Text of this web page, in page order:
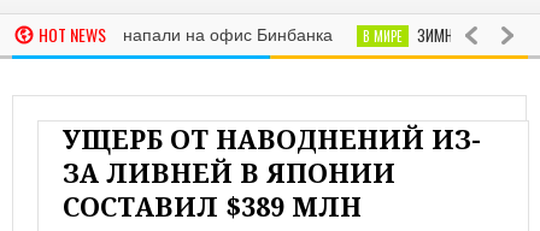
HOT NEWS
Москвы напали на офис Бинбанка В МИРЕ ЗИМНЯЯ
УЩЕРБ ОТ НАВОДНЕНИЙ ИЗ-
ЗА ЛИВНЕЙ В ЯПОНИИ
СОСТАВИЛ $389 МЛН